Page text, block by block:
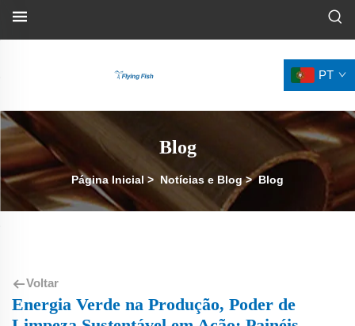
PT
Blog
Página Inicial> Notícias e Blog>Blog
Voltar
Energia Verde na Produção, Poder de